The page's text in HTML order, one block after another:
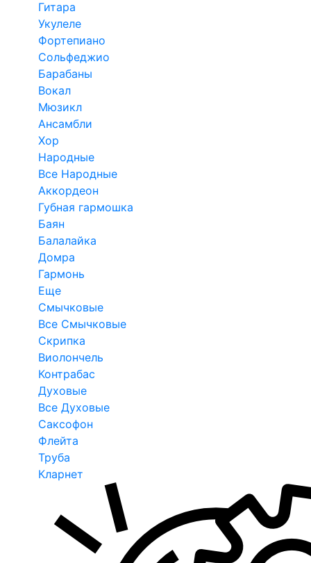
Гитара
Укулеле
Фортепиано
Сольфеджио
Барабаны
Вокал
Мюзикл
Ансамбли
Хор
Народные
Все Народные
Аккордеон
Губная гармошка
Баян
Балалайка
Домра
Гармонь
Еще
Смычковые
Все Смычковые
Скрипка
Виолончель
Контрабас
Духовые
Все Духовые
Саксофон
Флейта
Труба
Кларнет